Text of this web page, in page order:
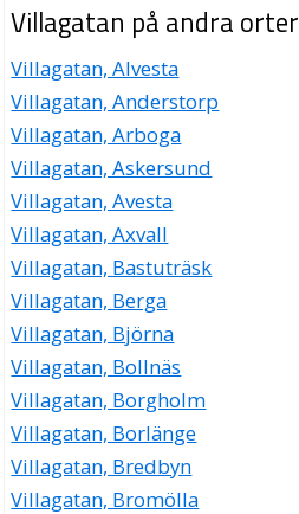
Villagatan på andra orter
Villagatan, Alvesta
Villagatan, Anderstorp
Villagatan, Arboga
Villagatan, Askersund
Villagatan, Avesta
Villagatan, Axvall
Villagatan, Bastuträsk
Villagatan, Berga
Villagatan, Björna
Villagatan, Bollnäs
Villagatan, Borgholm
Villagatan, Borlänge
Villagatan, Bredbyn
Villagatan, Bromölla